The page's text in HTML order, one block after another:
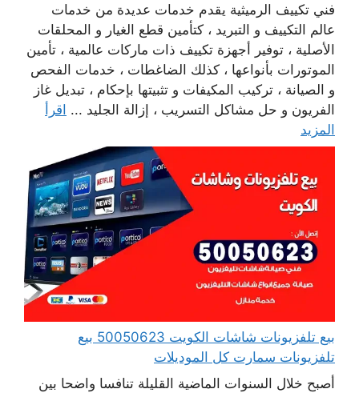
فني تكييف الرميثية يقدم خدمات عديدة من خدمات
عالم التكييف و التبريد ، كتأمين قطع الغيار و المحلقات
الأصلية ، توفير أجهزة تكييف ذات ماركات عالمية ، تأمين
الموتورات بأنواعها ، كذلك الضاغطات ، خدمات الفحص
و الصيانة ، تركيب المكيفات و تثبيتها بإحكام ، تبديل غاز
الفريون و حل مشاكل التسريب ، إزالة الجليد ... اقرأ
المزيد
بيع تلفزيونات شاشات الكويت 50050623 بيع
تلفزيونات سمارت كل الموديلات
أصبح خلال السنوات الماضية القليلة تنافسا واضحا بين